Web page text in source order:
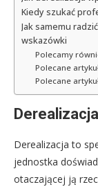
Kiedy szukać
Jak samemu
wskazówki
Polecamy
Polecane
Polecane
Derealizacja to
jednostka
otaczającej ją